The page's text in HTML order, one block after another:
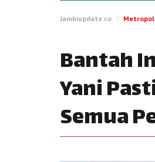
Jambiupdate.co
Bantah
Yani
Semua